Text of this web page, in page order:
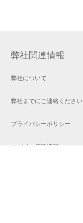
弊社関連情報
弊社について
弊社までにご連絡ください
プライバシーポリシー
モバイル管理情報